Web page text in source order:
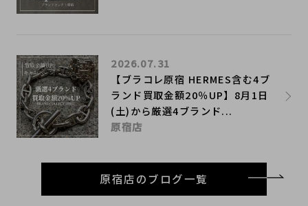
【ブラコレ原宿 HERMES含む4ブ
ランド買取金額20％UP】8月1日
(土)から厳選4ブランド...
2026.07.31
原宿店
原宿店のブログ一覧